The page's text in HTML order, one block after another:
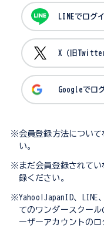
LINEでログ
X（旧
Googleでロ
※会員登録方法について
い。
※まだ会員登録されてい
録ください。
※Yahoo!JapanID、LINE
てのワンダースクー
ーザーアカウントの